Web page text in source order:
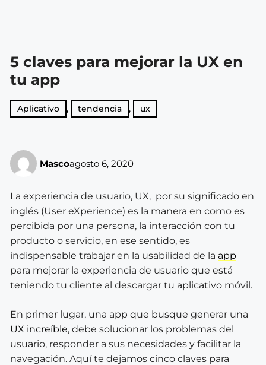
5 claves para mejorar la UX en
tu app
Aplicativo , tendencia , ux
Mascoagosto 6, 2020
La experiencia de usuario, UX, por su significado en
inglés (User eXperience) es la manera en como es
percibida por una persona, la interacción con tu
producto o servicio, en ese sentido, es
indispensable trabajar en la usabilidad de la app
para mejorar la experiencia de usuario que está
teniendo tu cliente al descargar tu aplicativo móvil.
En primer lugar, una app que busque generar una
UX increíble, debe solucionar los problemas del
usuario, responder a sus necesidades y facilitar la
navegación. Aquí te dejamos cinco claves para